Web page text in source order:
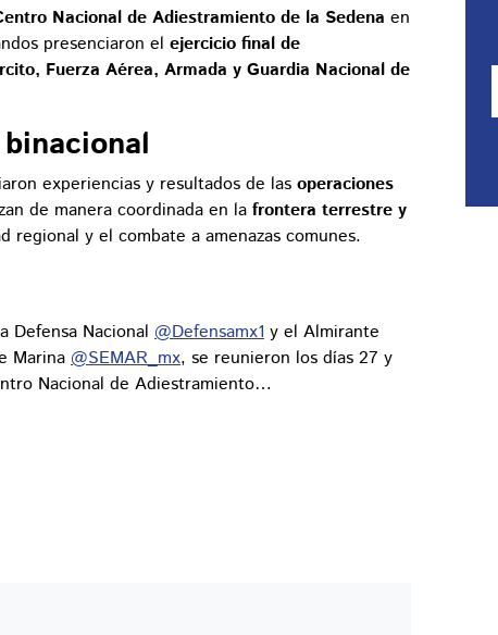
Nacional de Adiestramiento de la Sedena en
presenciaron el ejercicio final de
Fuerza Aérea, Armada y Guardia Nacional de
experiencias y resultados de las operaciones
de manera coordinada en la frontera terrestre y
regional y el combate a amenazas comunes.
Defensa Nacional @Defensamx1 y el Almirante
Marina @SEMAR_mx, se reunieron los días 27 y
Nacional de Adiestramiento…